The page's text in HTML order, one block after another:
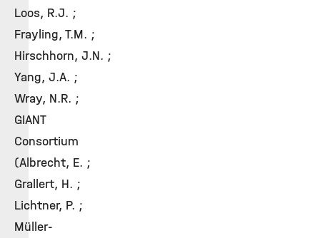
Loos, R.J. ;
Frayling, T.M. ;
Hirschhorn, J.N. ;
Yang, J.A. ;
Wray, N.R. ;
GIANT
Consortium
(Albrecht, E. ;
Grallert, H. ;
Lichtner, P. ;
Müller-